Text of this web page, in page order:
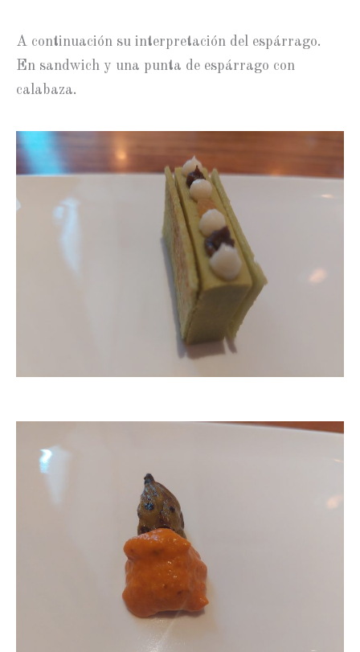
A continuación su interpretación del espárrago.
En sandwich y una punta de espárrago con
calabaza.